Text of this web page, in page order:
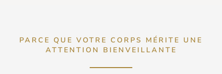
PARCE QUE VOTRE CORPS MÉRITE UNE
ATTENTION BIENVEILLANTE